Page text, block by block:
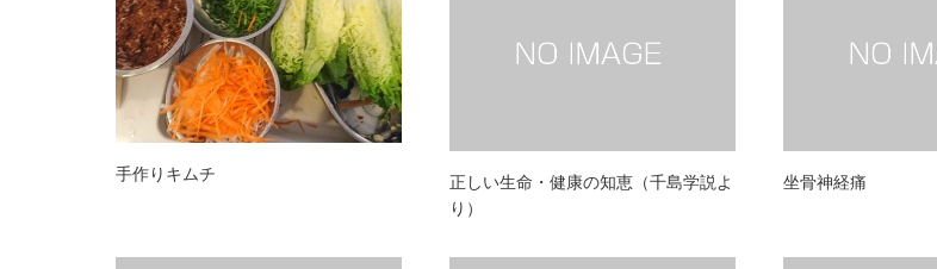
手作りキムチ
正しい生命・健康の知恵（千島学説よ
り）
坐骨神経痛